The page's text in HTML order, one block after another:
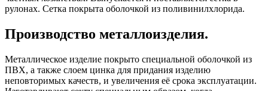
рулонах. Сетка покрыта оболочкой из поливинилхлорида.
Производство металлоизделия.
Металлическое изделие покрыто специальной оболочкой из
ПВХ, а также слоем цинка для придания изделию
неповторимых качеств, и увеличения её срока эксплуатации.